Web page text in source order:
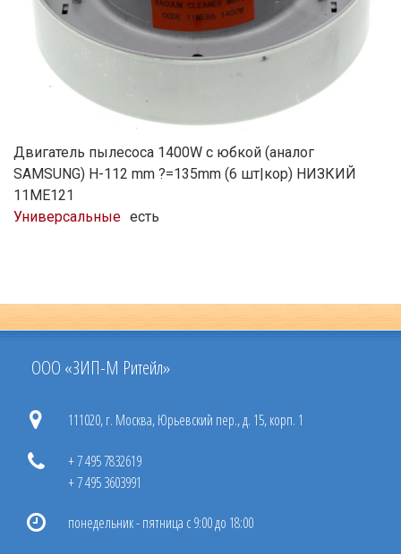
Двигатель пылесоса 1400W с юбкой (аналог
SAMSUNG) H-112 mm ?=135mm (6 шт|кор) НИЗКИЙ
11ME121
Универсальные есть
ООО «ЗИП-М Ритейл»
111020, г. Москва, Юрьевский пер., д. 15, корп. 1
+ 7 495 7832619
+ 7 495 3603991
понедельник - пятница с 9:00 до 18:00